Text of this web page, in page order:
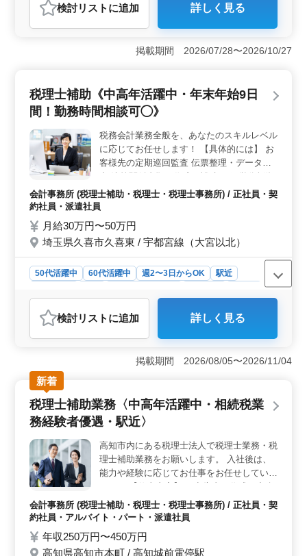
＜経験者歓迎・知識活かせる環境＞ 簿記や会計の知識
を活かして税理士補助業務に挑戦しませんか？各種税務
申告書の作成から法人の月次会計処理まで、多岐にわた
る業務に携わることができます。 ＜中高年活躍中・
も働くアットホームな職場で、経験豊かな方々と協力し
ながらキャリアを築けます。 ＜働きやすい条件＞
週5日の正規勤務で、残業は月10時間程度。土日祝お休み
で、夏季休業や年末年始休暇も確保。給与は年収400万〜
550万円で、通勤手当や福利厚生も整っています。
検討リスト に追加 詳しく見る
掲載期間 2026/07/28〜2026/10/27
税理士補助《中高年活躍中・年末年始9日
間！勤務時間相談可◯》
税務会計業務全般を、あなたのスキルレベル
に応じてお任せします！ 【具体的には】 お
客様先の定期巡回監査 伝票整理・データ入
料の作成 その他、中小企業の経営全般の支
援等 ＊中高年活躍中！ ＊経験者のみの募集
じて、相続・資産税業務や、コンサルティン
グ業務にも携わることが可能です ※担当件
数については応相談ですが、月10件〜20件
程度を想定しています。
会計事務所 (税理士補助・税理士・税理士事務所) / 正社員・契
約社員・派遣社員
月給30万円〜50万円
埼玉県久喜市久喜東 / 宇都宮線（大宮以北）
50代活躍中 60代活躍中 週2〜3日からOK
駅近
会計事務所
おすすめポイント
＜充実した休暇制度＞ 働きやすさを重視し、年末年始
は連続9日間の長期休暇を設けています。これに加えて、
夏期休暇や有給休暇など、メリハリを持った休暇制度が
整っています。仕事とプライベートのバランスを大切に
できます。 ＜働き方の柔軟性＞ 勤務時間相談が可
能で、生活スタイルに合わせた働き方が実現できます。
週2〜3日からの勤務もOKなので、家庭や趣味との両立が
の方々が活躍しているため、年齢に関係なく長く働き続
けることができます。 ＜キャリアアップの機会＞
経験者向けの募集であり、会計事務所経験5年以上を求め
ています。スキルや経験に応じて、相続・資産税業務や
コンサルティング業務にも携わることが可能です。自己
成長を目指す方にとって、大きなキャリアアップの機会
があります。
検討リスト に追加 詳しく見る
掲載期間 2026/08/05〜2026/11/04
新着
税理士補助業務〈中高年活躍中・相続税業
務経験者優遇・駅近〉
高知市内にある税理士法人で税理士業務・税
理士補助業務をお願いします。 入社後は、
能力や経験に応じてお仕事をお任せしていき
代行 ・決算書の作成 ・巡回監査 ・税務に関
係する仕事全般 ・経営アドバイス ・資産税
者優遇 ☆是非ご応募下さい。
会計事務所 (税理士補助・税理士・税理士事務所) / 正社員・契
約社員・アルバイト・パート・派遣社員
年収250万円〜450万円
高知県高知市本町 / 高知城前電停駅